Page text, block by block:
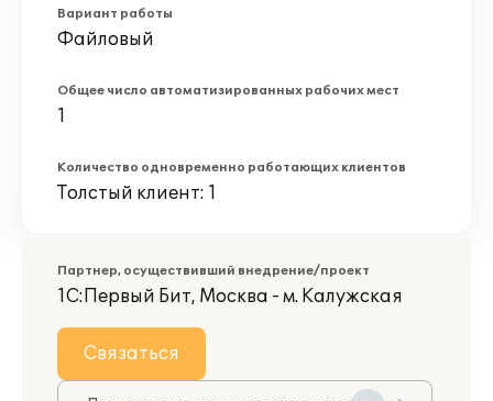
Вариант работы
Файловый
Общее число автоматизированных рабочих мест
1
Количество одновременно работающих клиентов
Толстый клиент: 1
Партнер, осуществивший внедрение/проект
1С:Первый Бит, Москва - м. Калужская
Связаться